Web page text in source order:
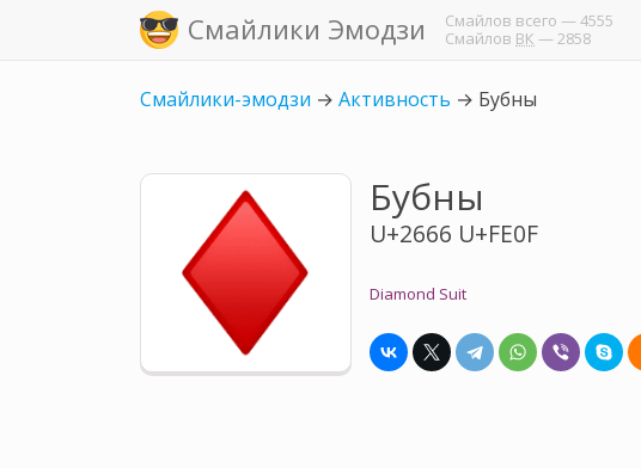
Смайлики Эмодзи Смайлов всего — 4555
Смайлов ВК — 2858
Смайлики-эмодзи → Активность → Бубны
Бубны
U+2666 U+FE0F
Diamond Suit